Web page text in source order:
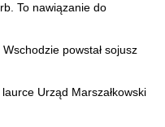
To nawiązanie do
powstał sojusz
Urząd Marszałkowski